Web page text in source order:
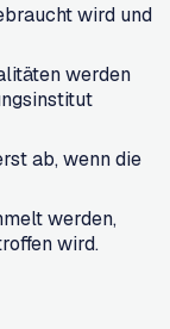
wird und
werden
ab, wenn die
werden,
wird.